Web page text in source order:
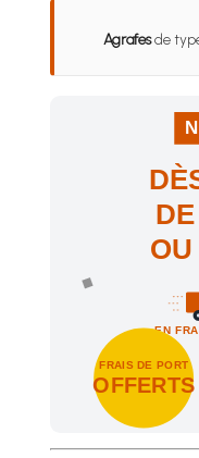
Agrafesde
EN
FRAIS DE PORT
OFFERTS